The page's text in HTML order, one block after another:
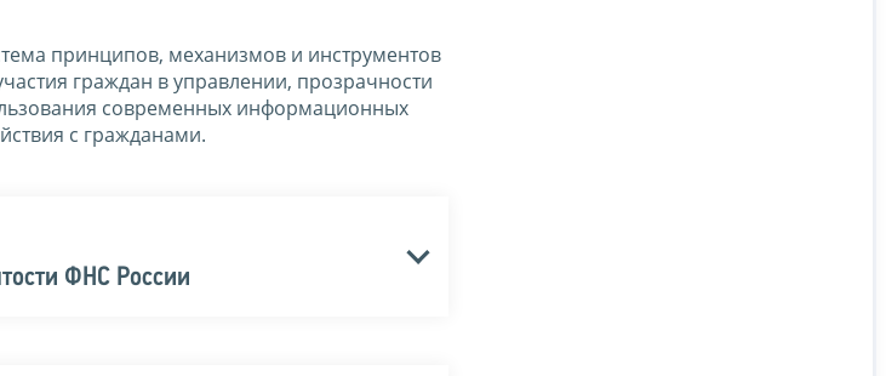
принципов, механизмов и инструментов
граждан в управлении, прозрачности
современных информационных
с гражданами.
ФНС России